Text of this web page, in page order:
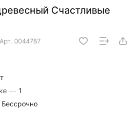
Счастливые
Арт. 0044787
— 1
Бессрочно